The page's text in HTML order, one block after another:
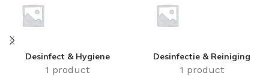
Desinfect & Hygiene
1 product
Desinfectie & Reiniging
1 product